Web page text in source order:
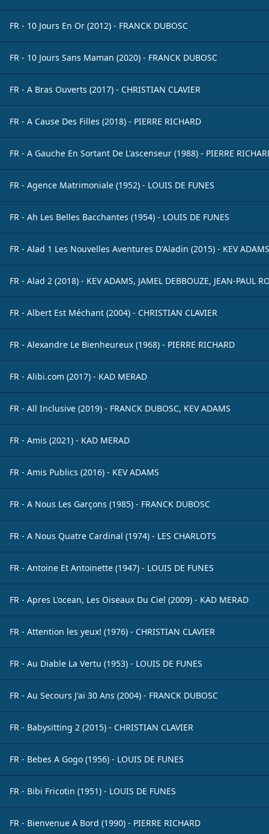
FR - 10 Jours En Or (2012) - FRANCK DUBOSC
FR - 10 Jours Sans Maman (2020) - FRANCK DUBOSC
FR - A Bras Ouverts (2017) - CHRISTIAN CLAVIER
FR - A Cause Des Filles (2018) - PIERRE RICHARD
FR - A Gauche En Sortant De L'ascenseur (1988) - PIERRE
FR - Agence Matrimoniale (1952) - LOUIS DE FUNES
FR - Ah Les Belles Bacchantes (1954) - LOUIS DE FUNES
FR - Alad 1 Les Nouvelles Aventures D'Aladin (2015) - KEV
FR - Alad 2 (2018) - KEV ADAMS, JAMEL DEBBOUZE, JEAN-PAUL
FR - Albert Est Méchant (2004) - CHRISTIAN CLAVIER
FR - Alexandre Le Bienheureux (1968) - PIERRE RICHARD
FR - Alibi.com (2017) - KAD MERAD
FR - All Inclusive (2019) - FRANCK DUBOSC, KEV ADAMS
FR - Amis (2021) - KAD MERAD
FR - Amis Publics (2016) - KEV ADAMS
FR - A Nous Les Garçons (1985) - FRANCK DUBOSC
FR - A Nous Quatre Cardinal (1974) - LES CHARLOTS
FR - Antoine Et Antoinette (1947) - LOUIS DE FUNES
FR - Apres L'ocean, Les Oiseaux Du Ciel (2009) - KAD MERAD
FR - Attention les yeux! (1976) - CHRISTIAN CLAVIER
FR - Au Diable La Vertu (1953) - LOUIS DE FUNES
FR - Au Secours J'ai 30 Ans (2004) - FRANCK DUBOSC
FR - Babysitting 2 (2015) - CHRISTIAN CLAVIER
FR - Bebes A Gogo (1956) - LOUIS DE FUNES
FR - Bibi Fricotin (1951) - LOUIS DE FUNES
FR - Bienvenue A Bord (1990) - PIERRE RICHARD